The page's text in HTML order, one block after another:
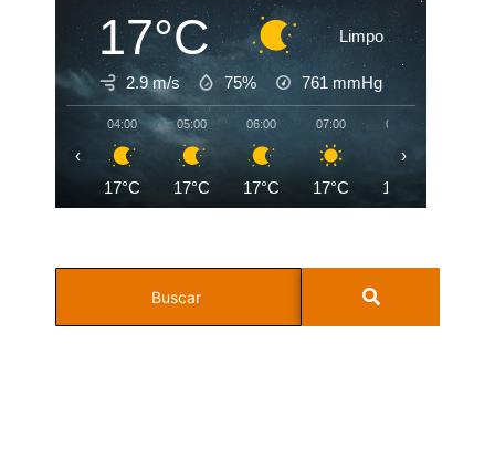
17°C Limpo
2.9 m/s 75% 761 mmHg
04:00
17°C
05:00
17°C
06:00
17°C
07:00
17°C
08:00
19°C
‹ ›